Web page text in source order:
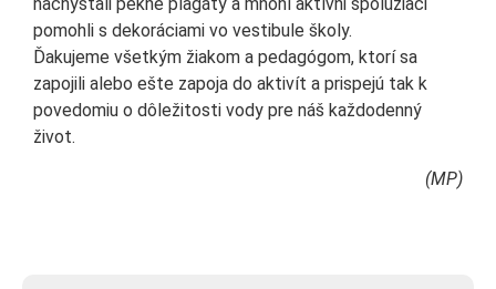
pomohli s dekoráciami vo vestibule školy.
Ďakujeme všetkým žiakom a pedagógom, ktorí sa
zapojili alebo ešte zapoja do aktivít a prispejú tak k
povedomiu o dôležitosti vody pre náš každodenný
život.
(MP)